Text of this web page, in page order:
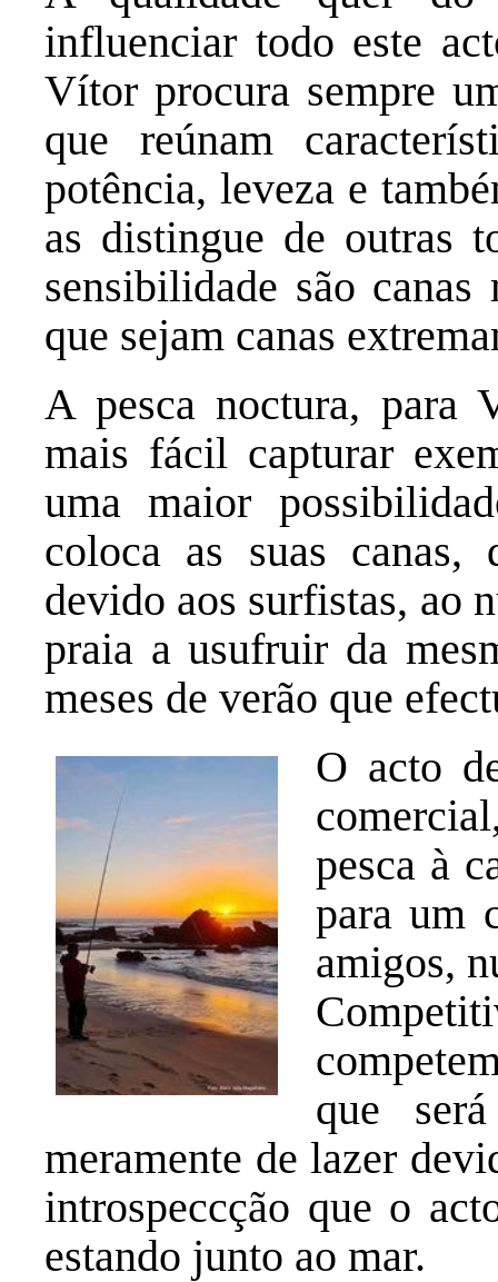
influenciar todo este
Vítor procura sempre
que reúnam
potência, leveza e
as distingue de outras
sensibilidade são
que sejam canas
A pesca noctura, para
mais fácil capturar
uma maior
coloca as suas
devido aos surfistas, ao
praia a usufruir da
meses de verão que
O acto
pesca à
para um
amigos,
que
meramente de lazer
introspeccção que o
estando junto ao mar.